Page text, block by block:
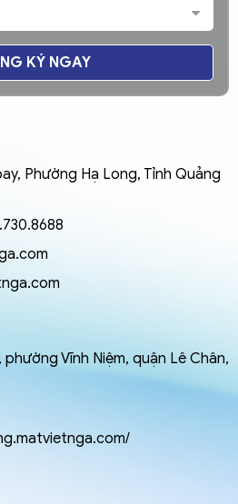
KÝ NGAY
Phường Hạ Long, Tỉnh Quảng
phường Vĩnh Niệm, quận Lê Chân,